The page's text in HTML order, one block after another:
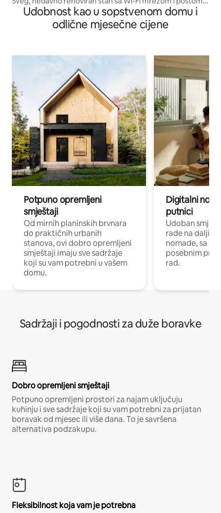
za punjenje
Udobnost kao u sopstvenom domu i
odlične mjesečne cijene
Potpuno opremljeni
smještaji
Od mirnih planinskih brvnara
do praktičnih urbanih
stanova, ovi dobro opremljeni
smještaji imaju sve sadržaje
koji su vam potrebni u vašem
domu.
Digitalni
putnici
Udoban
rade na
nomade, sa
posebnim
rad.
Sadržaji i pogodnosti za duže boravke
Dobro opremljeni smještaji
Potpuno opremljeni prostori za najam uključuju
kuhinju i sve sadržaje koji su vam potrebni za prijatan
boravak od mjesec ili više dana. To je savršena
alternativa podzakupu.
Fleksibilnost koja vam je potrebna